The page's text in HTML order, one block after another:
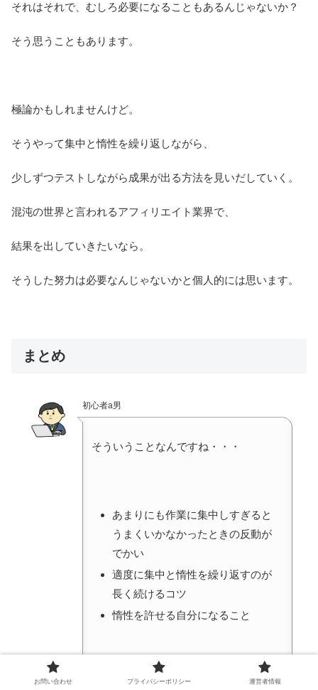
それはそれで、むしろ必要になることもあるんじゃないか？
そう思うこともあります。
極論かもしれませんけど。
そうやって集中と惰性を繰り返しながら、
少しずつテストしながら成果が出る方法を見いだしていく。
混沌の世界と言われるアフィリエイト業界で、
結果を出していきたいなら。
そうした努力は必要なんじゃないかと個人的には思います。
まとめ
初心者a男
そういうことなんですね・・・
あまりにも作業に集中しすぎると
うまくいかなかったときの反動が
でかい
適度に集中と惰性を繰り返すのが
長く続けるコツ
惰性を許せる自分になること
が大切なんですね。
お問い合わせ プライバシーポリシー 運営者情報